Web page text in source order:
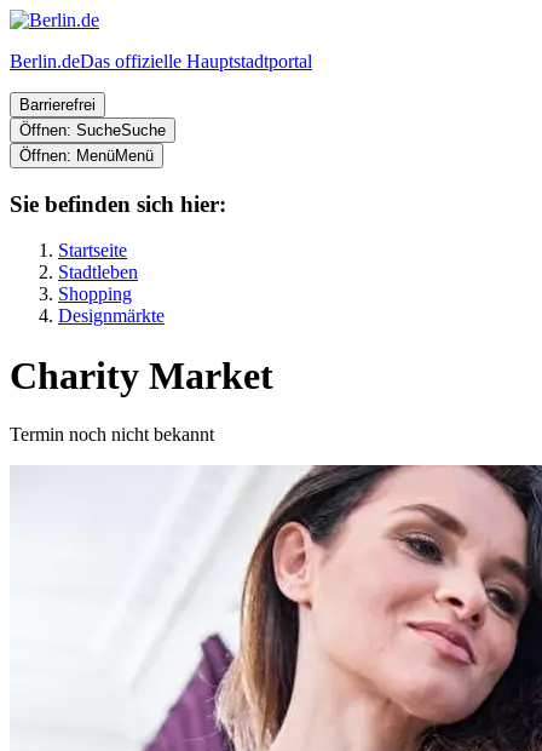
Berlin.deDas offizielle Hauptstadtportal
Barrierefrei
Öffnen: SucheSuche
Öffnen: MenüMenü
Sie befinden sich hier:
Startseite
Stadtleben
Shopping
Designmärkte
Charity Market
Termin noch nicht bekannt